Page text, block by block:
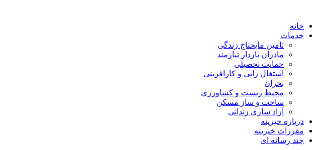
خانه
خدمات
تامین مایحتاج زندگی
مادران باردار نیازمند
حمایت تحصیلی
اشتغال زایی و کارافرینی
بحران
محیط زیست و کشاورزی
ساخت و ساز مسکن
آزاد سازی زندانی
درباره خیرینه
مقررات خیرینه
چند رسانه ای